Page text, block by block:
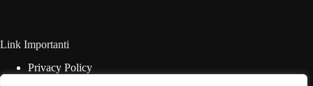
Link Importanti
Privacy Policy